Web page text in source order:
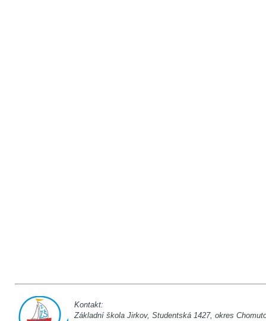
Kontakt:
Základní škola Jirkov, Studentská